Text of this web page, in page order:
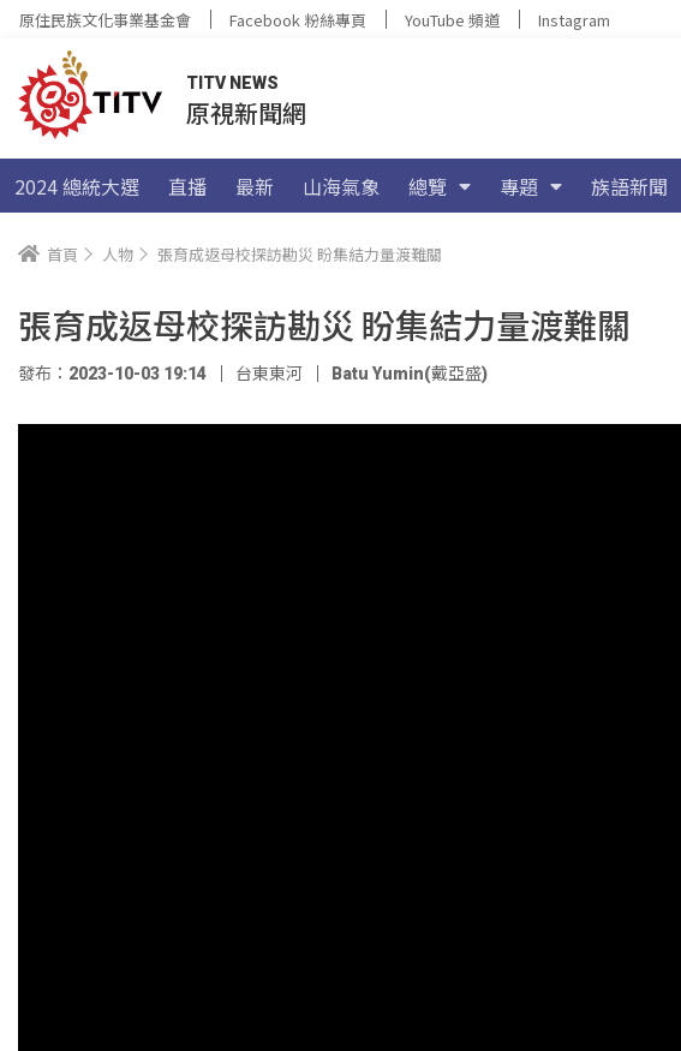
原住民族文化事業基金會 Facebook 粉絲專頁 YouTube 頻道 Instagram
TITV NEWS
原視新聞網
2024 總統大選 直播 最新 山海氣象 總覽 專題 族語新聞
首頁 人物 張育成返母校探訪勘災 盼集結力量渡難關
張育成返母校探訪勘災 盼集結力量渡難關
發布：2023-10-03 19:14 台東東河 Batu Yumin(戴亞盛)